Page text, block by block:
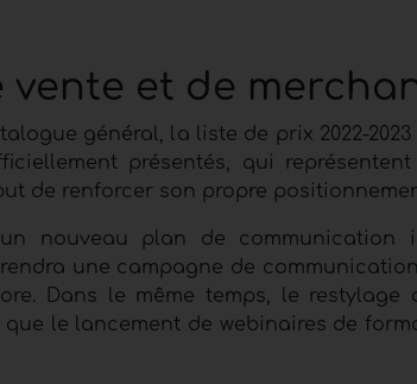
vente et de
général, la liste de prix 2022-
présentés, qui
de renforcer son propre
nouveau plan de communication
une campagne de
Dans le même temps, le restylage
que le lancement de webinaires de